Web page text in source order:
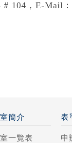
# 104，E-Mail
簡介
一覽表
表
申